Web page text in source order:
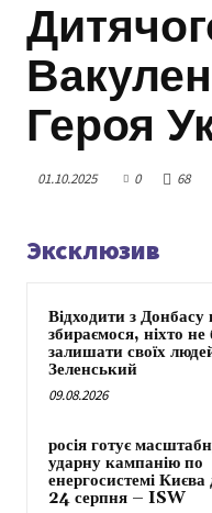
Героя
01.10.2025 0 68
Эксклюзив
Відходити з Донбасу
збираємося, ніхто не
залишати своїх
Зеленський
09.08.2026
росія готує
ударну кампанію по
енергосистемі Києва
24 серпня – ISW